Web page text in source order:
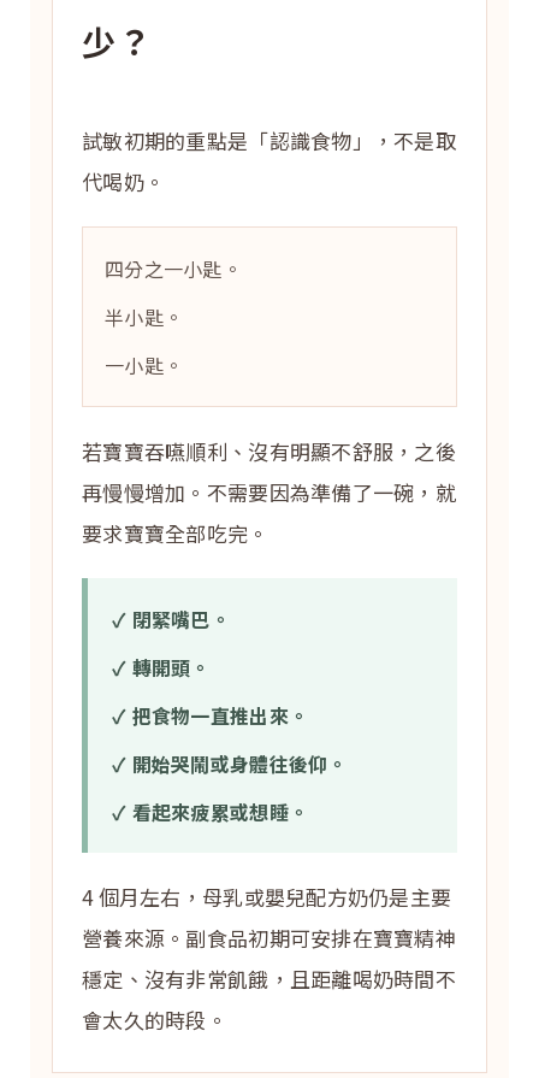
少？
試敏初期的重點是「認識食物」，不是取
代喝奶。
四分之一小匙。
半小匙。
一小匙。
若寶寶吞嚥順利、沒有明顯不舒服，之後
再慢慢增加。不需要因為準備了一碗，就
要求寶寶全部吃完。
✓ 閉緊嘴巴。
✓ 轉開頭。
✓ 把食物一直推出來。
✓ 開始哭鬧或身體往後仰。
✓ 看起來疲累或想睡。
4 個月左右，母乳或嬰兒配方奶仍是主要
營養來源。副食品初期可安排在寶寶精神
穩定、沒有非常飢餓，且距離喝奶時間不
會太久的時段。